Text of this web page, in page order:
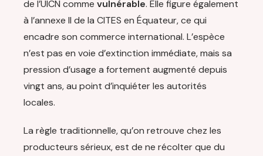
de l’UICN comme vulnérable. Elle figure également
à l’annexe II de la CITES en Équateur, ce qui
encadre son commerce international. L’espèce
n’est pas en voie d’extinction immédiate, mais sa
pression d’usage a fortement augmenté depuis
vingt ans, au point d’inquiéter les autorités
locales.
La règle traditionnelle, qu’on retrouve chez les
producteurs sérieux, est de ne récolter que du